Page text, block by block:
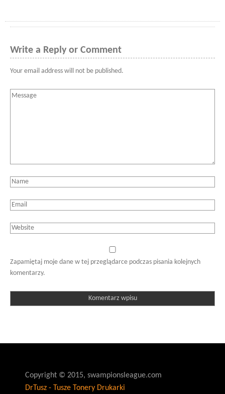
Write a Reply or Comment
Your email address will not be published.
Zapamiętaj moje dane w tej przeglądarce podczas pisania kolejnych
komentarzy.
Copyright © 2015, swampionsleague.com
DrTusz - Tusze Tonery Drukarki